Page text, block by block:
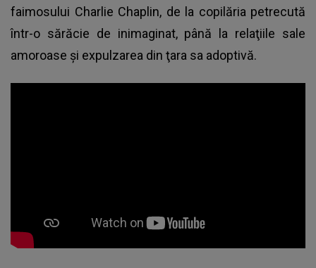
faimosului Charlie Chaplin, de la copilăria petrecută
într-o sărăcie de inimaginat, până la relaţiile sale
amoroase şi expulzarea din ţara sa adoptivă.